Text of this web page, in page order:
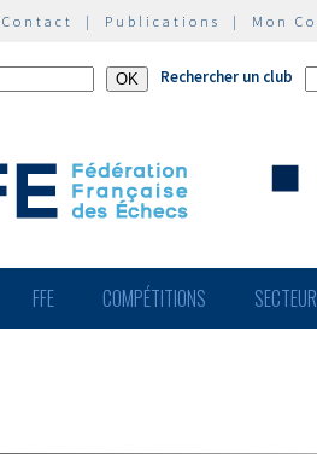
Contact | Publications | Mon
Rechercher un club
FFE COMPÉTITIONS